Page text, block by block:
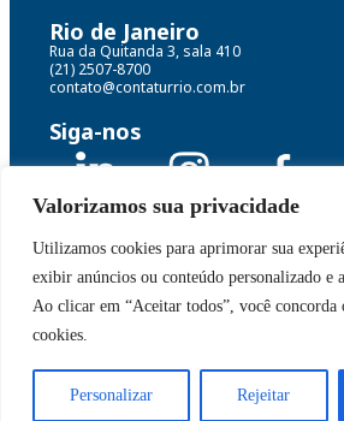
Valorizamos sua privacidade
Utilizamos cookies para aprimorar sua
exibir anúncios ou conteúdo personalizado e
Ao clicar em “Aceitar todos”, você concorda
cookies.
Personalizar Rejeitar
Rio de Janeiro
Rua da Quitanda 3, sala 410
(21) 2507-8700
contato@contaturrio.com.br
Siga-nos
Grupo Contatur MKP© Todos os direitos
Políticas de dados e termos de uso
Desenvolvido por: